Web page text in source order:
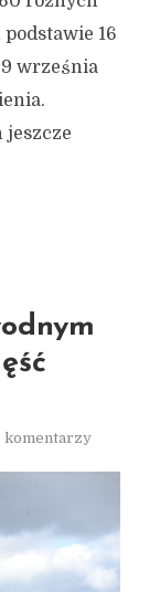
16
września
jeszcze
komentarzy